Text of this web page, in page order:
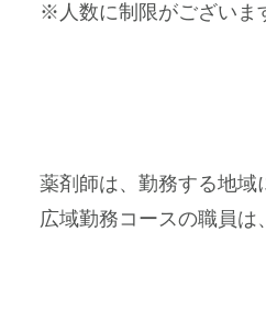
※人数に制限がございま
薬剤師は、勤務する地域
広域勤務コースの職員は